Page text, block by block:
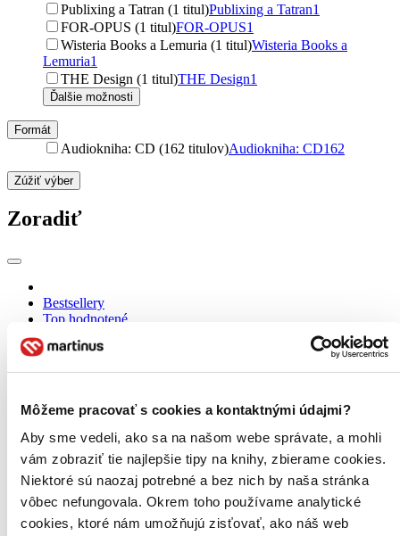
Môžeme pracovať s cookies a kontaktnými údajmi?
Aby sme vedeli, ako sa na našom webe správate, a mohli
vám zobraziť tie najlepšie tipy na knihy, zbierame cookies.
Niektoré sú naozaj potrebné a bez nich by naša stránka
vôbec nefungovala. Okrem toho používame analytické
cookies, ktoré nám umožňujú zisťovať, ako náš web
Publixing a Tatran (1 titul)Publixing a Tatran1
FOR-OPUS (1 titul)FOR-OPUS1
Wisteria Books a Lemuria (1 titul)Wisteria Books a
Lemuria1
THE Design (1 titul)THE Design1
Ďalšie možnosti
Formát
Audiokniha: CD (162 titulov)Audiokniha: CD162
Zúžiť výber
Zoradiť
Bestsellery
Top hodnotené
Najdrahšie
Použité filtre
Zrušiť filtre
Dostupné v kníhkupectve Bratislava - Nivy (Martinus)Audioknihy